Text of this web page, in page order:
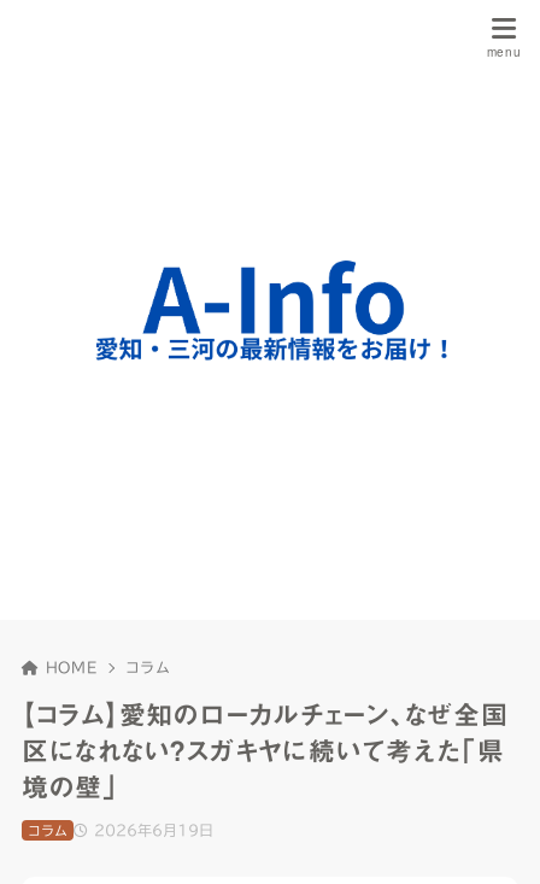
HOME コラム
【コラム】愛知のローカルチェーン、なぜ全国
区になれない？スガキヤに続いて考えた「県
境の壁」
2026年6月19日
コラム